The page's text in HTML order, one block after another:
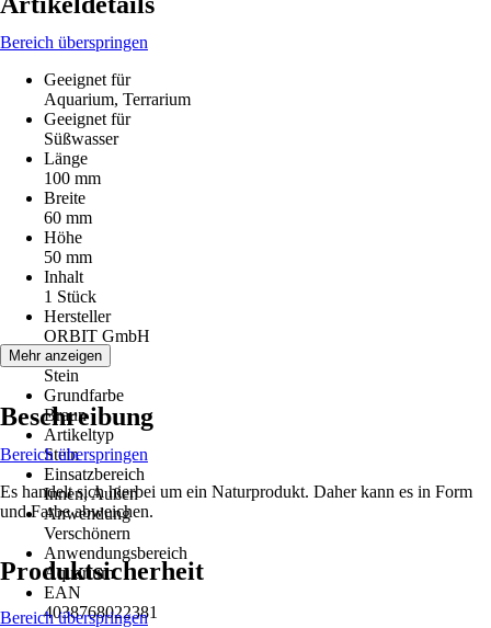
Bereich überspringen
Geeignet für
Aquarium, Terrarium
Geeignet für
Süßwasser
Länge
100 mm
Breite
60 mm
Höhe
50 mm
Inhalt
1 Stück
Hersteller
ORBIT GmbH
Material
Stein
Grundfarbe
Braun
Artikeltyp
Stein
Einsatzbereich
Innen, Außen
Anwendung
Verschönern
Anwendungsbereich
Aquarium
EAN
4038768022381
Mehr anzeigen
Beschreibung
Bereich überspringen
Es handelt sich hierbei um ein Naturprodukt. Daher kann es in Form
und Farbe abweichen.
Produktsicherheit
Bereich überspringen